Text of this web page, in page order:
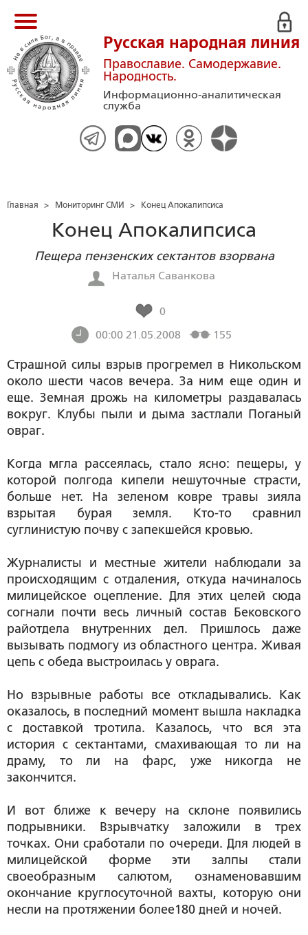
Русская народная линия
Православие. Самодержавие.
Народность.
Информационно-аналитическая
служба
Главная > Мониторинг СМИ > Конец Апокалипсиса
Конец Апокалипсиса
Пещера пензенских сектантов взорвана
Наталья Саванкова
0
00:00 21.05.2008
155
Страшной силы взрыв прогремел в Никольском
около шести часов вечера. За ним еще один и
еще. Земная дрожь на километры раздавалась
вокруг. Клубы пыли и дыма застлали Поганый
овраг.
Когда мгла рассеялась, стало ясно: пещеры, у
которой полгода кипели нешуточные страсти,
больше нет. На зеленом ковре травы зияла
взрытая бурая земля. Кто-то сравнил
суглинистую почву с запекшейся кровью.
Журналисты и местные жители наблюдали за
происходящим с отдаления, откуда начиналось
милицейское оцепление. Для этих целей сюда
согнали почти весь личный состав Бековского
райотдела внутренних дел. Пришлось даже
вызывать подмогу из областного центра. Живая
цепь с обеда выстроилась у оврага.
Но взрывные работы все откладывались. Как
оказалось, в последний момент вышла накладка
с доставкой тротила. Казалось, что вся эта
история с сектантами, смахивающая то ли на
драму, то ли на фарс, уже никогда не
закончится.
И вот ближе к вечеру на склоне появились
подрывники. Взрывчатку заложили в трех
точках. Они сработали по очереди. Для людей в
милицейской форме эти залпы стали
своеобразным салютом, ознаменовавшим
окончание круглосуточной вахты, которую они
несли на протяжении более180 дней и ночей.